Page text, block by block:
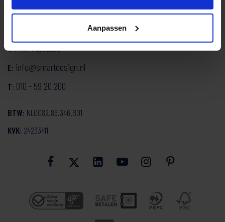
Aanpassen
SmartDesign Keukenstudio
3144 NH Maassluis
E: info@smartdesign.nl
T: 010 - 59 20 200
BTW: NL0082.86.346.B01
KVK: 24233411